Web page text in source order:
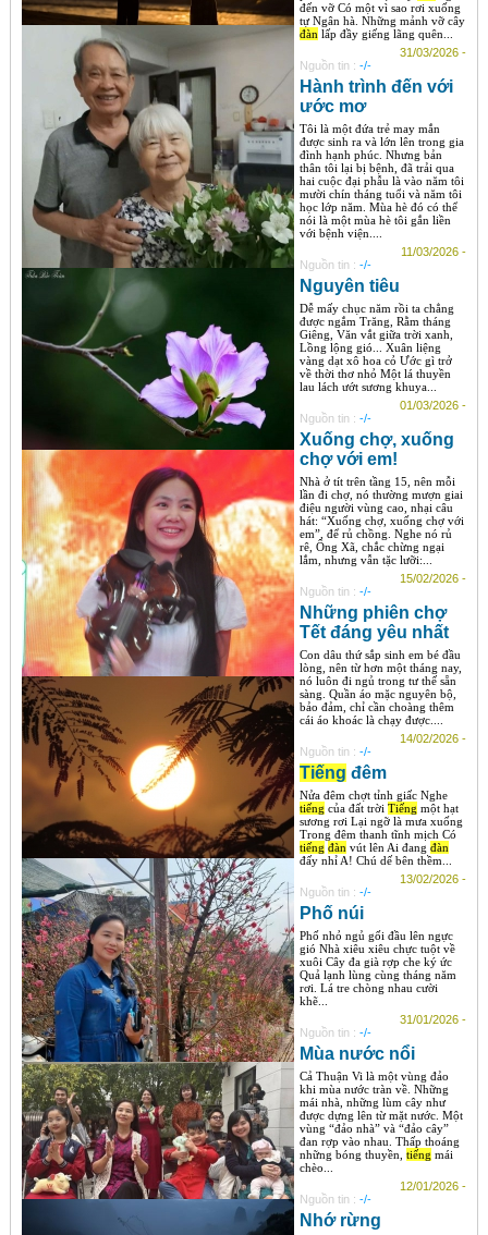
đến vỡ Có một vì sao rơi xuống
tự Ngân hà. Những mảnh vỡ cây
đànlấp đầy giếng lãng quên...
31/03/2026 -
Nguồn tin : -/-
Hành trình đến với
ước mơ
Tôi là một đứa trẻ may mắn
được sinh ra và lớn lên trong gia
đình hạnh phúc. Nhưng bản
thân tôi lại bị bệnh, đã trải qua
hai cuộc đại phẫu là vào năm tôi
mười chín tháng tuổi và năm tôi
học lớp năm. Mùa hè đó có thể
nói là một mùa hè tôi gắn liền
với bệnh viện....
11/03/2026 -
Nguồn tin : -/-
Nguyên tiêu
Dễ mấy chục năm rồi ta chẳng
được ngắm Trăng, Rằm tháng
Giêng, Văn vắt giữa trời xanh,
Lồng lộng gió... Xuân liệng
vàng dạt xô hoa cỏ Ước gì trở
về thời thơ nhỏ Một lá thuyền
lau lách ướt sương khuya...
01/03/2026 -
Nguồn tin : -/-
Xuống chợ, xuống
chợ với em!
Nhà ở tít trên tầng 15, nên mỗi
lần đi chợ, nó thường mượn giai
điệu người vùng cao, nhại câu
hát: “Xuống chợ, xuống chợ với
em”, để rủ chồng. Nghe nó rủ
rê, Ông Xã, chắc chừng ngại
lắm, nhưng vẫn tặc lưỡi:...
15/02/2026 -
Nguồn tin : -/-
Những phiên chợ
Tết đáng yêu nhất
Con dâu thứ sắp sinh em bé đầu
lòng, nên từ hơn một tháng nay,
nó luôn đi ngủ trong tư thế sẵn
sàng. Quần áo mặc nguyên bộ,
bảo đảm, chỉ cần choàng thêm
cái áo khoác là chạy được....
14/02/2026 -
Nguồn tin : -/-
Tiếng đêm
Nửa đêm chợt tỉnh giấc Nghe
tiếng của đất trời Tiếng một hạt
sương rơi Lại ngỡ là mưa xuống
Trong đêm thanh tĩnh mịch Có
tiếng đànvút lên Ai đang đàn
đấy nhỉ A! Chú dế bên thềm...
13/02/2026 -
Nguồn tin : -/-
Phố núi
Phố nhỏ ngủ gối đầu lên ngực
gió Nhà xiêu xiêu chực tuột về
xuôi Cây đa già rợp che ký ức
Quả lạnh lùng cùng tháng năm
rơi. Lá tre chòng nhau cười
khẽ...
31/01/2026 -
Nguồn tin : -/-
Mùa nước nổi
Cả Thuận Vi là một vùng đảo
khi mùa nước tràn về. Những
mái nhà, những lùm cây như
được dựng lên từ mặt nước. Một
vùng “đảo nhà” và “đảo cây”
đan rợp vào nhau. Thấp thoáng
những bóng thuyền, tiếng mái
chèo...
12/01/2026 -
Nguồn tin : -/-
Nhớ rừng